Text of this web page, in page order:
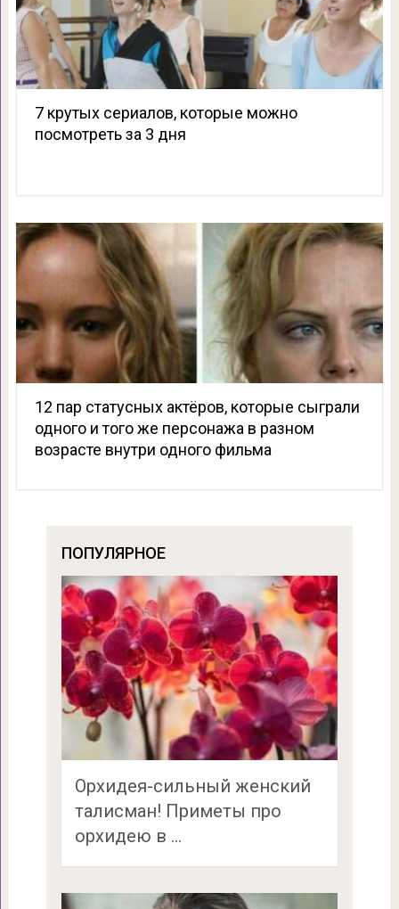
7 крутых сериалов, которые можно
посмотреть за 3 дня
12 пар статусных актёров, которые сыграли
одного и того же персонажа в разном
возрасте внутри одного фильма
ПОПУЛЯРНОЕ
Орхидея-сильный женский
талисман! Приметы про
орхидею в …